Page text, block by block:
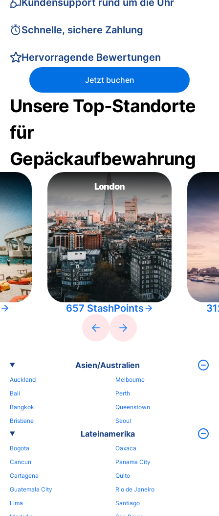
Kundensupport rund um die Uhr
Schnelle, sichere Zahlung
Hervorragende Bewertungen
Jetzt buchen
Unsere Top-Standorte
für
Gepäckaufbewahrung
London
657 StashPoints
Asien/Australien
Auckland
Bali
Bangkok
Brisbane
Melbourne
Perth
Queenstown
Seoul
Lateinamerika
Bogota
Cancun
Cartagena
Guatemala City
Lima
Oaxaca
Panama City
Quito
Rio de Janeiro
Santiago